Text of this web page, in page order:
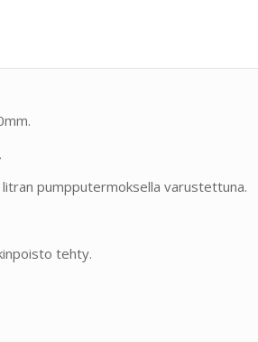
pumpputermoksella varustettuna.
tehty.